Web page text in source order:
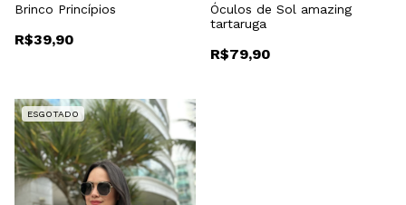
Brinco Princípios
R$39,90
Óculos de Sol amazing
tartaruga
R$79,90
ESGOTADO